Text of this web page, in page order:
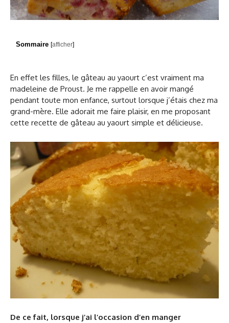
Sommaire [afficher]
En effet les filles, le gâteau au yaourt c’est vraiment ma
madeleine de Proust. Je me rappelle en avoir mangé
pendant toute mon enfance, surtout lorsque j’étais chez ma
grand-mère. Elle adorait me faire plaisir, en me proposant
cette recette de gâteau au yaourt simple et délicieuse.
De ce fait, lorsque j’ai l’occasion d’en manger